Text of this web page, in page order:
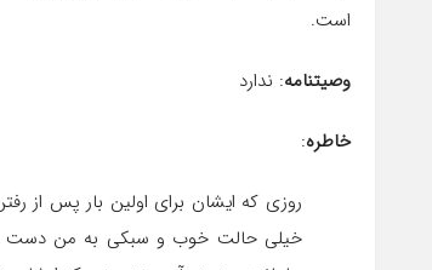
است.
وصیتنامه: ندارد
خاطره:
روزی که ایشان برای اولین بار پس از
خیلی حالت خوب و سبکی به من دست